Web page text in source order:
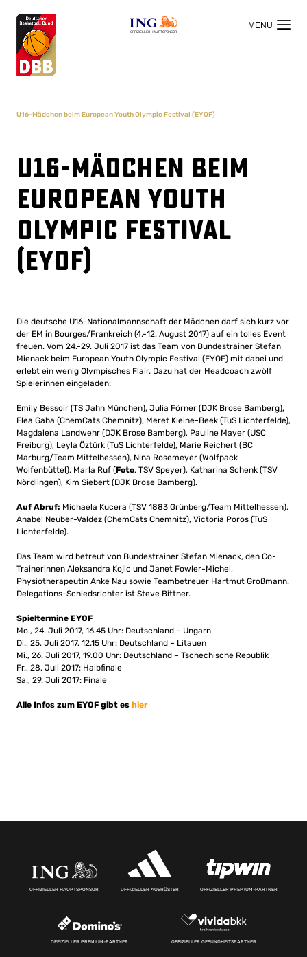
OFFIZIELLER HAUPTSPONSOR
U16-Mädchen beim European Youth Olympic Festival (EYOF)
U16-Mädchen beim
European Youth
Olympic Festival
(EYOF)
Die deutsche U16-Nationalmannschaft der Mädchen darf sich kurz vor
der EM in Bourges/Frankreich (4.-12. August 2017) auf ein tolles Event
freuen. Vom 24.-29. Juli 2017 ist das Team von Bundestrainer Stefan
Mienack beim European Youth Olympic Festival (EYOF) mit dabei und
erlebt ein wenig Olympisches Flair. Dazu hat der Headcoach zwölf
Spielerinnen eingeladen:
Emily Bessoir (TS Jahn München), Julia Förner (DJK Brose Bamberg),
Elea Gaba (ChemCats Chemnitz), Meret Kleine-Beek (TuS Lichterfelde),
Magdalena Landwehr (DJK Brose Bamberg), Pauline Mayer (USC
Freiburg), Leyla Öztürk (TuS Lichterfelde), Marie Reichert (BC
Marburg/Team Mittelhessen), Nina Rosemeyer (Wolfpack
Wolfenbüttel), Marla Ruf (Foto, TSV Speyer), Katharina Schenk (TSV
Nördlingen), Kim Siebert (DJK Brose Bamberg).
Auf Abruf: Michaela Kucera (TSV 1883 Grünberg/Team Mittelhessen),
Anabel Neuber-Valdez (ChemCats Chemnitz), Victoria Poros (TuS
Lichterfelde).
Das Team wird betreut von Bundestrainer Stefan Mienack, den Co-
Trainerinnen Aleksandra Kojic und Janet Fowler-Michel,
Physiotherapeutin Anke Nau sowie Teambetreuer Hartmut Großmann.
Delegations-Schiedsrichter ist Steve Bittner.
Spieltermine EYOF
Mo., 24. Juli 2017, 16.45 Uhr: Deutschland – Ungarn
Di., 25. Juli 2017, 12.15 Uhr: Deutschland – Litauen
Mi., 26. Juli 2017, 19.00 Uhr: Deutschland – Tschechische Republik
Fr., 28. Juli 2017: Halbfinale
Sa., 29. Juli 2017: Finale
Alle Infos zum EYOF gibt es hier
OFFIZIELLER HAUPTSPONSOR OFFIZIELLER AUSRÜSTER OFFIZIELLER PREMIUM-PARTNER
OFFIZIELLER PREMIUM-PARTNER OFFIZIELLER GESUNDHEITSPARTNER